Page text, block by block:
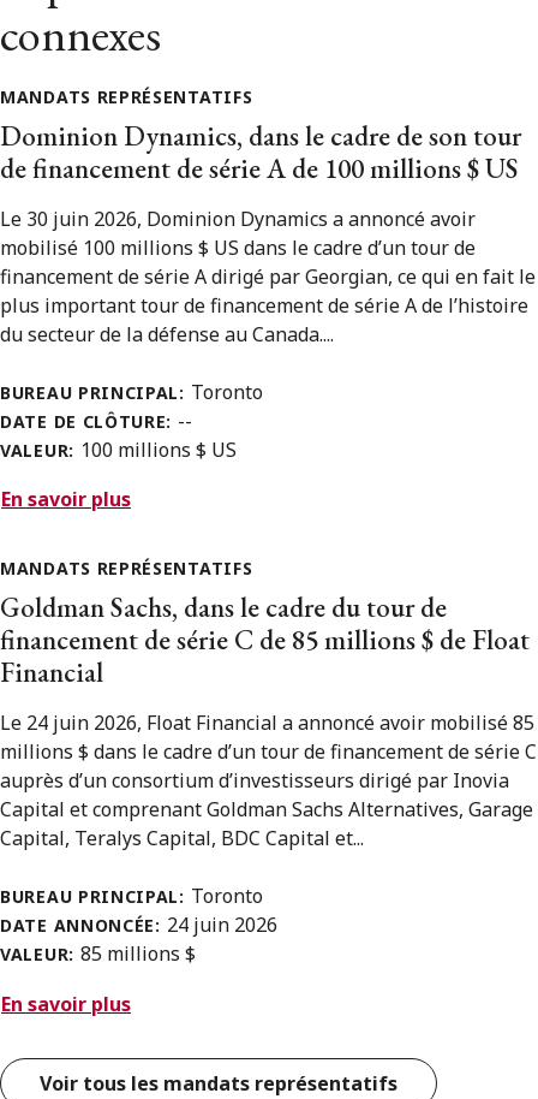
connexes
MANDATS REPRÉSENTATIFS
Dominion Dynamics, dans le cadre de son tour
de financement de série A de 100 millions $ US
Le 30 juin 2026, Dominion Dynamics a annoncé avoir
mobilisé 100 millions $ US dans le cadre d’un tour de
financement de série A dirigé par Georgian, ce qui en fait le
plus important tour de financement de série A de l’histoire
du secteur de la défense au Canada....
BUREAU PRINCIPAL: Toronto
DATE DE CLÔTURE: --
VALEUR: 100 millions $ US
En savoir plus
MANDATS REPRÉSENTATIFS
Goldman Sachs, dans le cadre du tour de
financement de série C de 85 millions $ de Float
Financial
Le 24 juin 2026, Float Financial a annoncé avoir mobilisé 85
millions $ dans le cadre d’un tour de financement de série C
auprès d’un consortium d’investisseurs dirigé par Inovia
Capital et comprenant Goldman Sachs Alternatives, Garage
Capital, Teralys Capital, BDC Capital et...
BUREAU PRINCIPAL: Toronto
DATE ANNONCÉE: 24 juin 2026
VALEUR: 85 millions $
En savoir plus
Voir tous les mandats représentatifs